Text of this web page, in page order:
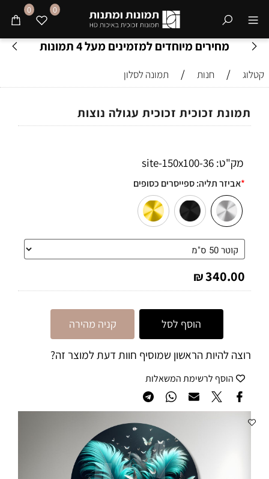
מחירים מיוחדים למזמינים מעל 4 תמונות
0 0
קטלוג / חנות / תמונה לסלון
תמונת זכוכית זכוכית עגולה נוצות
מק"ט: 36-site-150x100
*אביזר תליה:ספייסרים כסופים
₪340.00
הוסף לסל קניה מהירה
רוצה להיות הראשון שמוסיף חוות דעת למוצר זה?
הוסף לרשימת המשאלות